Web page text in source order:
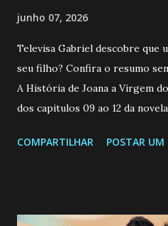
junho 07, 2026
Televisa Gabriel descobre que
seu filho? Confira o resumo
A História de Joana a Virgem
dos capitulos 09 ao 12 da
a Programação Semanal do
COMPARTILHAR POSTAR